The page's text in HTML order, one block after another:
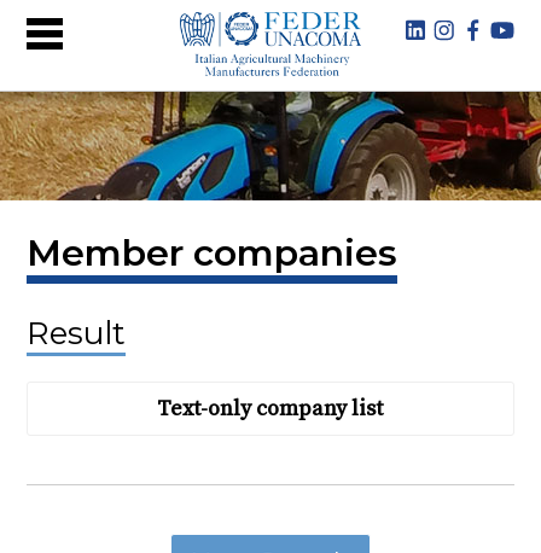
Member companies
Result
Text-only company list